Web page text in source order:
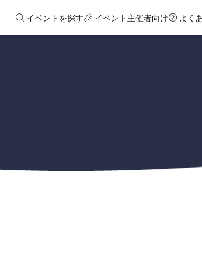
イベントを探す イベント主催者向け よく